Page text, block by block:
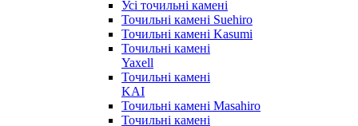
Усі точильні камені
Точильні камені Suehiro
Точильні камені Kasumi
Точильні камені
Yaxell
Точильні камені
KAI
Точильні камені Masahiro
Точильні камені